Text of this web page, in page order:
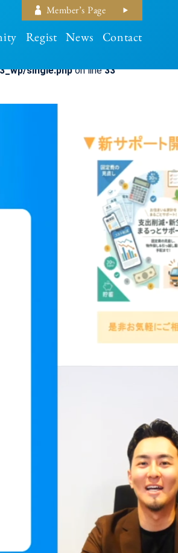
Regist News Contact
Member’s Page
single.phpon line33